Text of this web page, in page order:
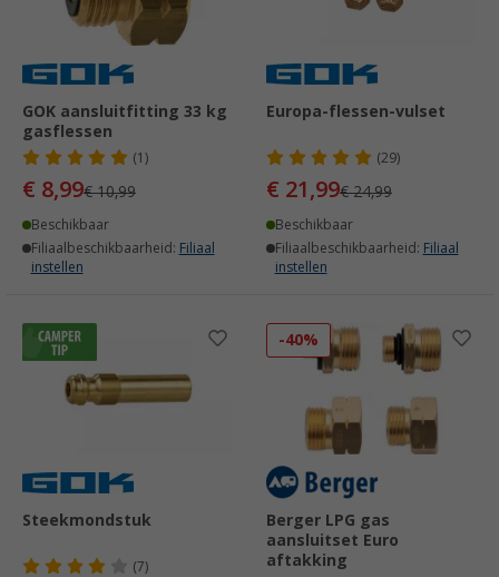
GOK aansluitfitting 33 kg
gasflessen
(1)
€ 8,99€ 10,99
Beschikbaar
Filiaalbeschikbaarheid: Filiaal
instellen
Europa-flessen-vulset
(29)
€ 21,99€ 24,99
Beschikbaar
Filiaalbeschikbaarheid: Filiaal
instellen
Steekmondstuk
(7)
-40%
Berger LPG gas
aansluitset Euro
aftakking